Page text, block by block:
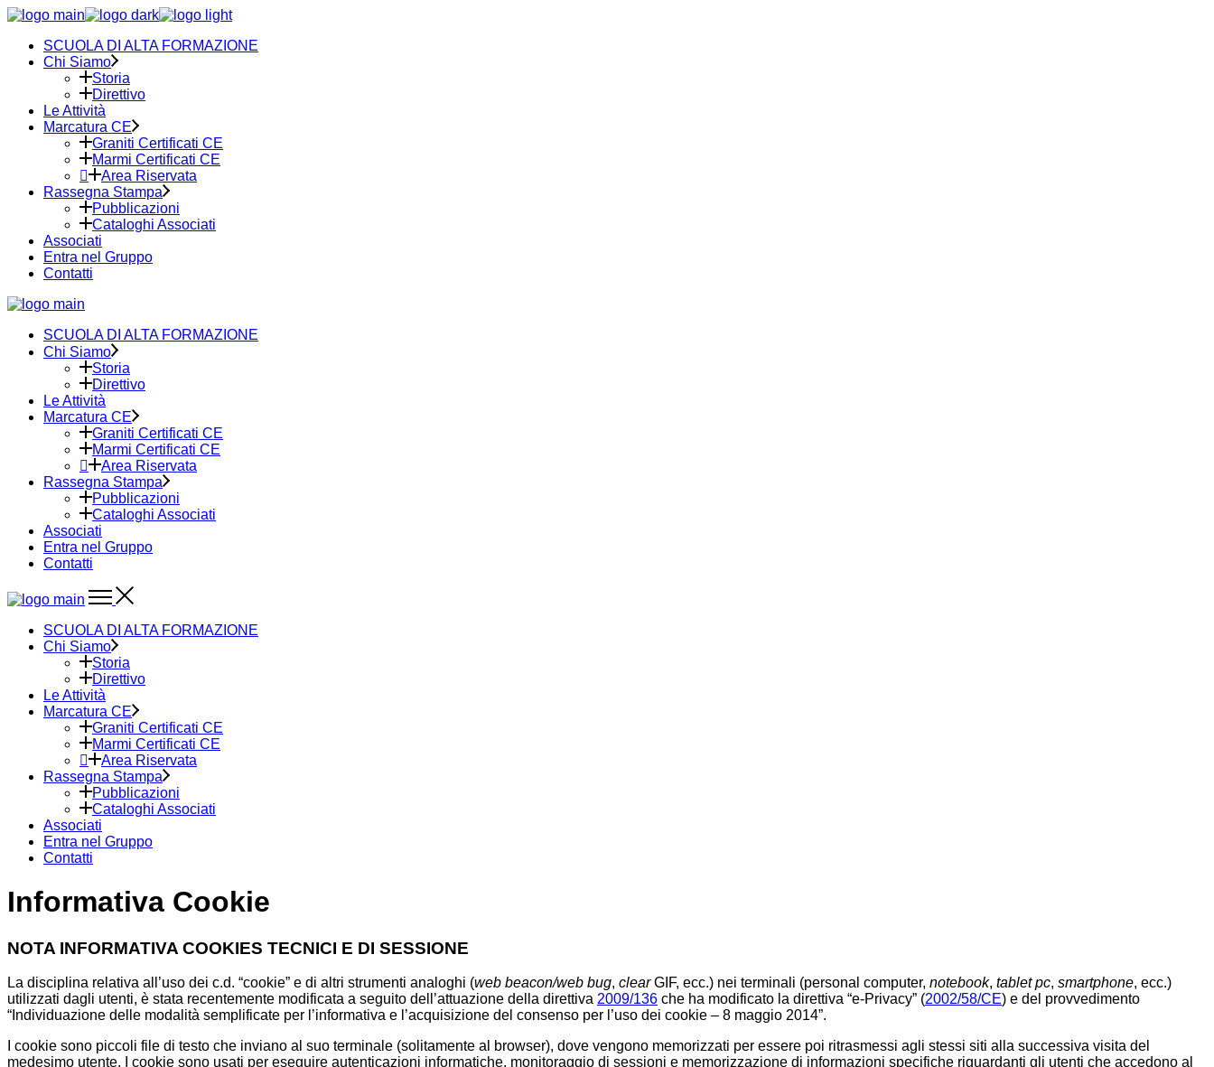
Skip
content
SCUOLA DI ALTA FORMAZIONE
Chi Siamo
Storia
Direttivo
Le Attività
Marcatura CE
Graniti Certificati CE
Marmi Certificati CE
Area Riservata
Rassegna Stampa
Pubblicazioni
Cataloghi Associati
Associati
Entra nel Gruppo
Contatti
SCUOLA DI ALTA FORMAZIONE
Chi Siamo
Storia
Direttivo
Le Attività
Marcatura CE
Graniti Certificati CE
Marmi Certificati CE
Area Riservata
Rassegna Stampa
Pubblicazioni
Cataloghi Associati
Associati
Entra nel Gruppo
Contatti
SCUOLA DI ALTA FORMAZIONE
Chi Siamo
Storia
Direttivo
Le Attività
Marcatura CE
Graniti Certificati CE
Marmi Certificati CE
Area Riservata
Rassegna Stampa
Pubblicazioni
Cataloghi Associati
Associati
Entra nel Gruppo
Contatti
Informativa Cookie
NOTA INFORMATIVA COOKIES TECNICI E DI SESSIONE
La disciplina relativa all’uso dei c.d. “cookie” e di altri strumenti analoghi (web beacon/web bug, clearGIF, ecc.) nei terminali (personal computer, notebook, tablet pc, smartphone, ecc.)
utilizzati dagli utenti, è stata recentemente modificata a seguito dell’attuazione della direttiva 2009/136 che ha modificato la direttiva “e-Privacy” (2002/58/CE) e del provvedimento
“Individuazione delle modalità semplificate per l’informativa e l’acquisizione del consenso per l’uso dei cookie – 8 maggio 2014”.
I cookie sono piccoli file di testo che inviano al suo terminale (solitamente al browser), dove vengono memorizzati per essere poi ritrasmessi agli stessi siti alla successiva visita del
medesimo utente. I cookie sono usati per eseguire autenticazioni informatiche, monitoraggio di sessioni e memorizzazione di informazioni specifiche riguardanti gli utenti che accedono al